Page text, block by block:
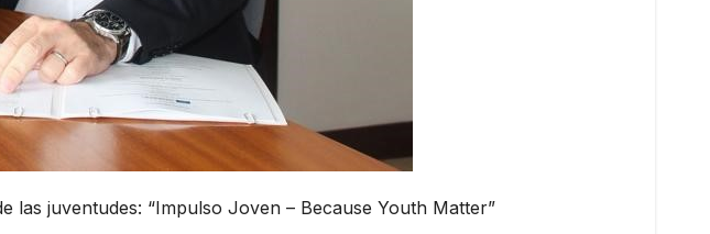
las juventudes: “Impulso Joven – Because Youth Matter”